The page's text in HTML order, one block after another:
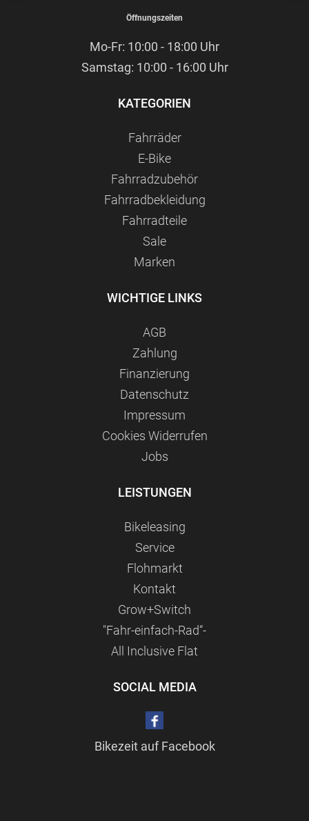
Öffnungszeiten
Mo-Fr: 10:00 - 18:00 Uhr
Samstag: 10:00 - 16:00 Uhr
KATEGORIEN
Fahrräder
E-Bike
Fahrradzubehör
Fahrradbekleidung
Fahrradteile
Sale
Marken
WICHTIGE LINKS
AGB
Zahlung
Finanzierung
Datenschutz
Impressum
Сookies Widerrufen
Jobs
LEISTUNGEN
Bikeleasing
Service
Flohmarkt
Kontakt
Grow+Switch
"Fahr-einfach-Rad“-
All Inclusive Flat
SOCIAL MEDIA
Bikezeit auf Facebook